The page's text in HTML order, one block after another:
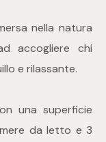
nella natura
accogliere chi
e rilassante.
una superficie
da letto e 3